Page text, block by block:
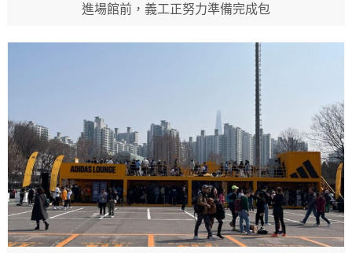
進場館前，義工正努力準備完成包